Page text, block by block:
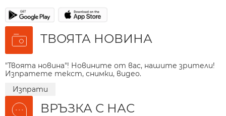
ТВОЯТА НОВИНА
"Твоята новина"! Новините от вас, нашите зрители!
Изпратете текст, снимки, видео.
Изпрати
ВРЪЗКА С НАС